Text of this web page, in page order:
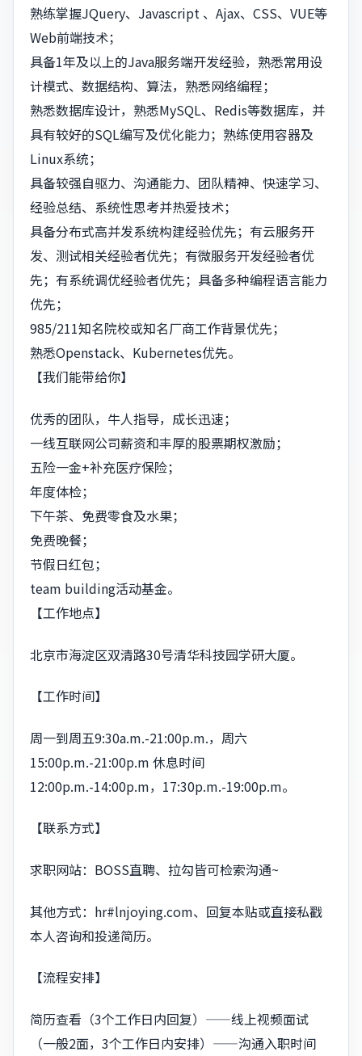
熟练掌握JQuery、Javascript 、Ajax、CSS、VUE等
Web前端技术；
具备1年及以上的Java服务端开发经验，熟悉常用设
计模式、数据结构、算法，熟悉网络编程；
熟悉数据库设计，熟悉MySQL、Redis等数据库，并
具有较好的SQL编写及优化能力；熟练使用容器及
Linux系统；
具备较强自驱力、沟通能力、团队精神、快速学习、
经验总结、系统性思考并热爱技术；
具备分布式高并发系统构建经验优先；有云服务开
发、测试相关经验者优先；有微服务开发经验者优
先；有系统调优经验者优先；具备多种编程语言能力
优先；
985/211知名院校或知名厂商工作背景优先；
熟悉Openstack、Kubernetes优先。
【我们能带给你】
优秀的团队，牛人指导，成长迅速；
一线互联网公司薪资和丰厚的股票期权激励；
五险一金+补充医疗保险；
年度体检；
下午茶、免费零食及水果；
免费晚餐；
节假日红包；
team building活动基金。
【工作地点】
北京市海淀区双清路30号清华科技园学研大厦。
【工作时间】
周一到周五9:30a.m.-21:00p.m.，周六
15:00p.m.-21:00p.m 休息时间
12:00p.m.-14:00p.m，17:30p.m.-19:00p.m。
【联系方式】
求职网站：BOSS直聘、拉勾皆可检索沟通~
其他方式： hr#lnjoying.com、回复本贴或直接私戳
本人咨询和投递简历。
【流程安排】
简历查看（3个工作日内回复）——线上视频面试
（一般2面，3个工作日内安排）——沟通入职时间